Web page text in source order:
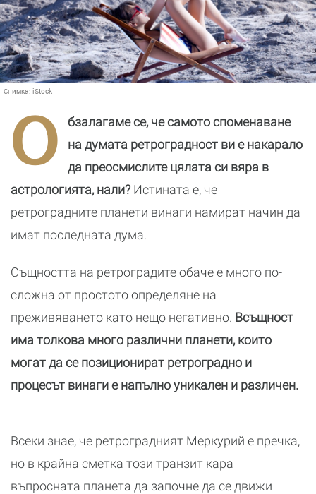
Снимка: iStock
О
бзалагаме се, че самото споменаване
на думата ретроградност ви е накарало
да преосмислите цялата си вяра в
астрологията, нали? Истината е, че
ретроградните планети винаги намират начин да
имат последната дума.
Същността на ретроградите обаче е много по-
сложна от простото определяне на
преживяването като нещо негативно. Всъщност
има толкова много различни планети, които
могат да се позиционират ретроградно и
процесът винаги е напълно уникален и различен.
Всеки знае, че ретроградният Меркурий е пречка,
но в крайна сметка този транзит кара
въпросната планета да започне да се движи